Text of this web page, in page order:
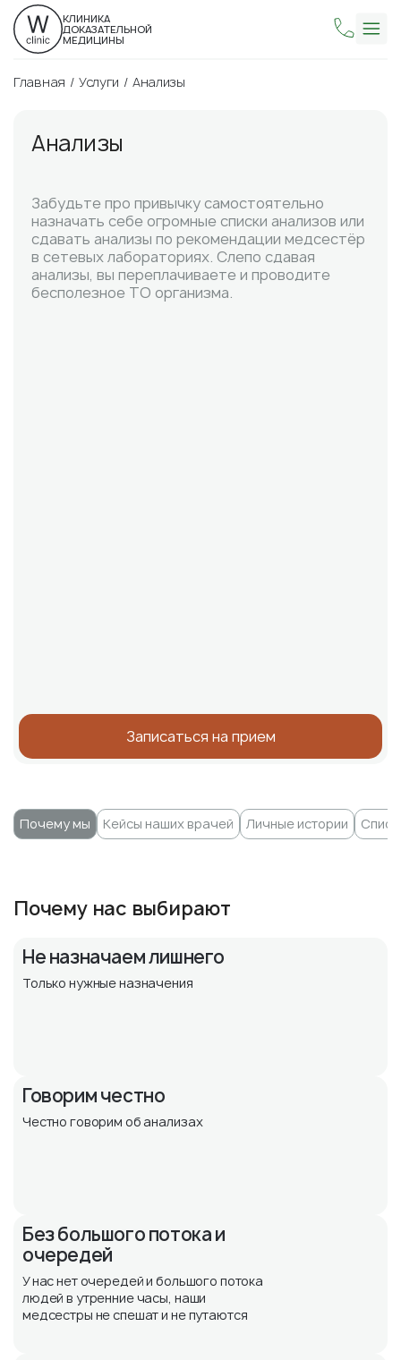
КЛИНИКА
ДОКАЗАТЕЛЬНОЙ
МЕДИЦИНЫ
Главная Услуги Анализы
Анализы
Забудьте про привычку самостоятельно
назначать себе огромные списки анализов или
сдавать анализы по рекомендации медсестёр
в сетевых лабораториях. Слепо сдавая
анализы, вы переплачиваете и проводите
бесполезное ТО организма.
Записаться на прием
Почему мы Кейсы наших врачей Личные истории
Почему нас выбирают
Не назначаем лишнего
Только нужные назначения
Говорим честно
Честно говорим об анализах
Без большого потока и
очередей
У нас нет очередей и большого потока
людей в утренние часы, наши
медсестры не спешат и не путаются